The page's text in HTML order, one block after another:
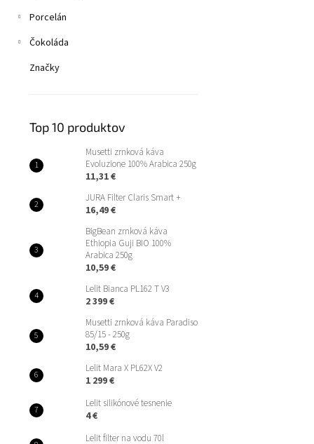
Porcelán
Čokoláda
Značky
Top 10 produktov
Musetti zrnková káva
Evoluzione 100% Arabica 250g
11,31 €
JURA Filter Claris Smart +
16,49 €
BigBean zrnková káva
Ethiopia Guji BIO 100%
Arabica 250g
10,59 €
Lelit Bianca PL162 T V3
2 399 €
Musetti zrnková káva Paradiso
85/15 - 250g
10,59 €
Lelit Mara X PL62X V2
1 299 €
Lelit silikónové tesnenie
4 €
Lelit filter na vodu 70l